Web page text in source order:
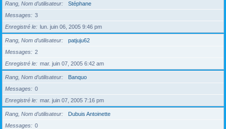
Rang, Nom d’utilisateur
Stéphane
Messages
3
Enregistré le
lun. juin 06, 2005 9:46 pm
Rang, Nom d’utilisateur
patjuju62
Messages
2
Enregistré le
mar. juin 07, 2005 6:42 am
Rang, Nom d’utilisateur
Banquo
Messages
0
Enregistré le
mar. juin 07, 2005 7:16 pm
Rang, Nom d’utilisateur
Dubuis Antoinette
Messages
0